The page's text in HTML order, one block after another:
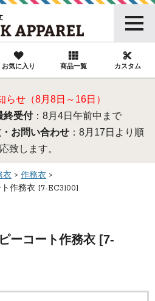
お気に入り 商品一覧 カスタム
らせ（8月8日～16日）
終受付：8月4日午前中まで
お問い合わせ：8月17日より順
致します。
衣
作務衣
作務衣 [7-EC3100]
ーコート作務衣 [7-